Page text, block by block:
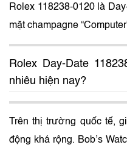
Rolex 118238-0120 là
mặt champagne
Rolex Day-Date
nhiêu hiện nay?
Trên thị trường quốc tế,
động khá rộng. Bob’s